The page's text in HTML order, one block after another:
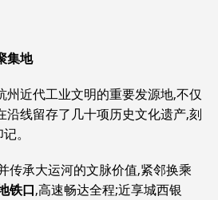
集地
州近代工业文明的重要发源地,不仅
沿线留存了几十项历史文化遗产,刻
。
传承大运河的文脉价值,紧邻换乘
铁口,高速畅达全程;近享城西银